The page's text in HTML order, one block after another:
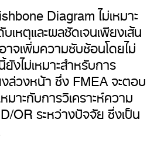
Diagram ไม่เหมาะ
หตุและผลชัดเจนเพียงเส้น
าจเพิ่มความซับซ้อนโดยไม่
งไม่เหมาะสำหรับการ
งล่วงหน้า ซึ่ง FMEA จะตอบ
มาะกับการวิเคราะห์ความ
OR ระหว่างปัจจัย ซึ่งเป็น